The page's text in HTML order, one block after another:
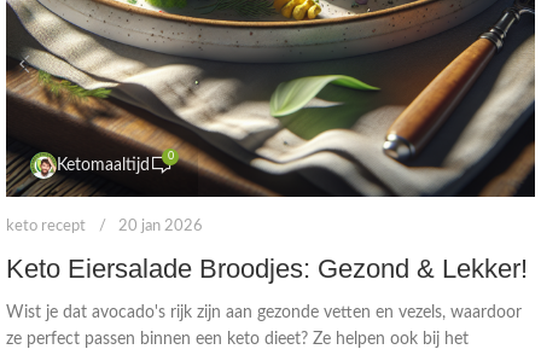
Ketomaaltijd
0
keto recept 20 jan 2026
Keto Eiersalade Broodjes: Gezond & Lekker!
Wist je dat avocado's rijk zijn aan gezonde vetten en vezels, waardoor
ze perfect passen binnen een keto dieet? Ze helpen ook bij het